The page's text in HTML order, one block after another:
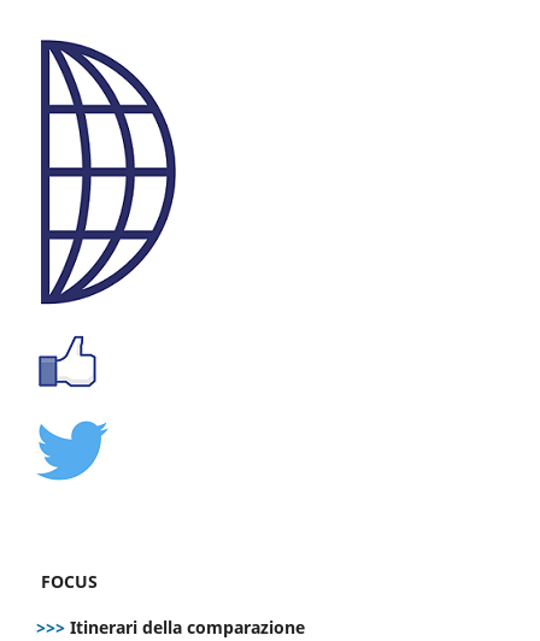
FOCUS
>>> Itinerari della comparazione